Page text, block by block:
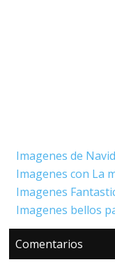
Imagenes de
Imagenes con La
Imagenes
Imagenes bellos
con
los
Comentarios